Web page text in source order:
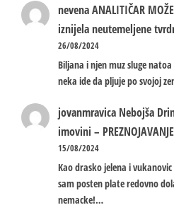
nevenaANALITIČAR
iznijela neutemeljene
26/08/2024
Biljana i njen muz sluge
neka ide da pljuje po svojoj
jovanmravica Nebojša
imovini –
15/08/2024
Kao drasko jelena i
sam posten plate redovno
nemacke!…